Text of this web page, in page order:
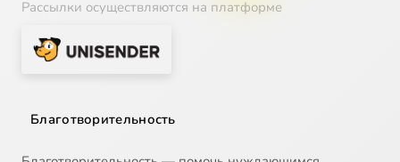
Рассылки осуществляются на платформе
Благотворительность